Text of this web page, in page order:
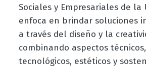
Sociales y Empresariales de la
enfoca en brindar soluciones
a través del diseño y la
combinando aspectos técnicos,
tecnológicos, estéticos y